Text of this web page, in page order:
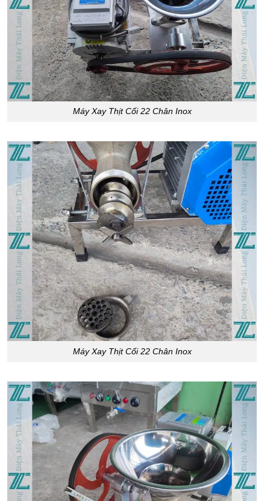
Máy Xay Thịt Cối 22 Chân Inox
Máy Xay Thịt Cối 22 Chân Inox